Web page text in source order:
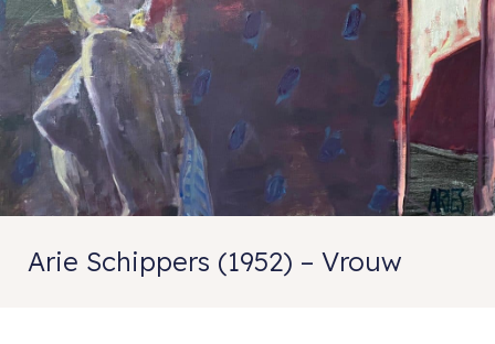
Arie Schippers (1952) – Vrouw